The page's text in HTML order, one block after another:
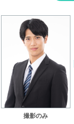
撮影のみ